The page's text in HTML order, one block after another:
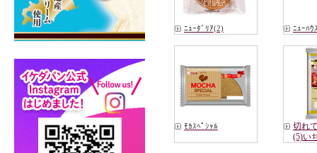
ﾆｭｰﾀﾞﾘｱ(2) ﾆｭｰﾊｳ
ﾓｶｽﾍﾟｼｬﾙ
切れ
(5)い